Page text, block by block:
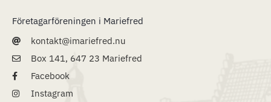
Företagarföreningen i Mariefred
kontakt@imariefred.nu
Box 141, 647 23 Mariefred
Facebook
Instagram